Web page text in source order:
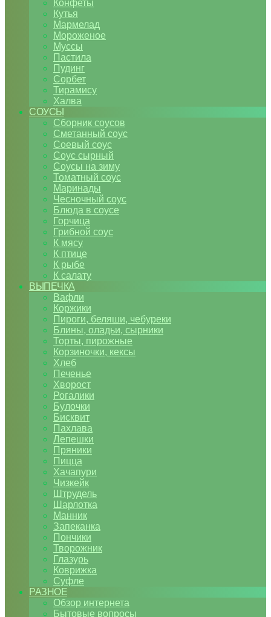
Конфеты
Кутья
Мармелад
Мороженое
Муссы
Пастила
Пудинг
Сорбет
Тирамису
Халва
СОУСЫ
Сборник соусов
Сметанный соус
Соевый соус
Соус сырный
Соусы на зиму
Томатный соус
Маринады
Чесночный соус
Блюда в соусе
Горчица
Грибной соус
К мясу
К птице
К рыбе
К салату
ВЫПЕЧКА
Вафли
Коржики
Пироги, беляши, чебуреки
Блины, оладьи, сырники
Торты, пирожные
Корзиночки, кексы
Хлеб
Печенье
Хворост
Рогалики
Булочки
Бисквит
Пахлава
Лепешки
Пряники
Пицца
Хачапури
Чизкейк
Штрудель
Шарлотка
Манник
Запеканка
Пончики
Творожник
Глазурь
Коврижка
Суфле
РАЗНОЕ
Обзор интернета
Бытовые вопросы